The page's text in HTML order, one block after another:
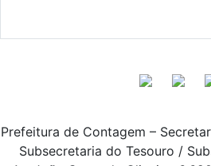
Prefeitura de Contagem –
Subsecretaria do Tesouro /